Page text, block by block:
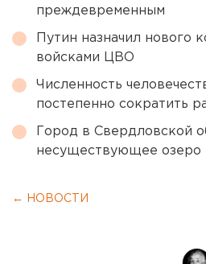
преждевременным
Путин назначил нового
войсками ЦВО
Численность
постепенно сократить
Город в Свердловской
несуществующее озеро
← НОВОСТИ